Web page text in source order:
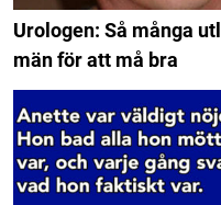
Urologen: Så många
män för att må bra